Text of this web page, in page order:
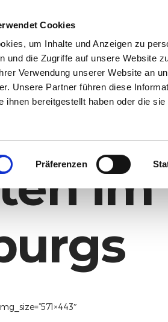
Cookies
um Inhalte und Anzeigen zu
und die Zugriffe auf unsere Website
Verwendung unserer Website an
Unsere Partner führen diese
ihnen bereitgestellt haben oder die
Präferenzenim